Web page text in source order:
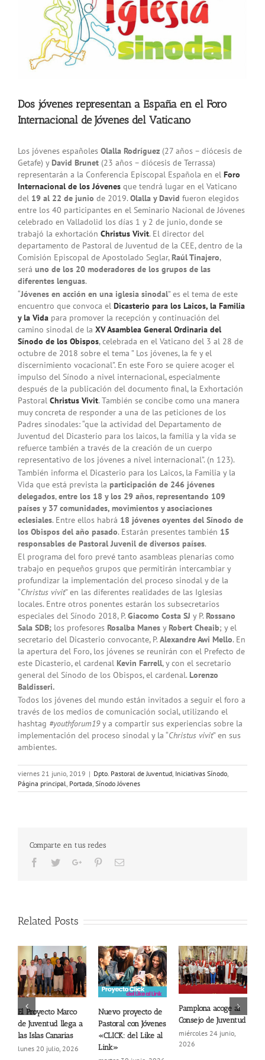
Dos jóvenes representan a España en el Foro
Internacional de Jóvenes del Vaticano
Los jóvenes españoles Olalla Rodríguez (27 años – diócesis de
Getafe) y David Brunet (23 años – diócesis de Terrassa)
representarán a la Conferencia Episcopal Española en el Foro
Internacional de los Jóvenes que tendrá lugar en el Vaticano
del 19 al 22 de junio de 2019. Olalla y David fueron elegidos
entre los 40 participantes en el Seminario Nacional de Jóvenes
celebrado en Valladolid los días 1 y 2 de junio, donde se
trabajó la exhortación Christus Vivit. El director del
departamento de Pastoral de Juventud de la CEE, dentro de la
Comisión Episcopal de Apostolado Seglar, Raúl Tinajero,
será uno de los 20 moderadores de los grupos de las
diferentes lenguas.
“Jóvenes en acción en una iglesia sinodal” es el tema de este
encuentro que convoca el Dicasterio para los Laicos, la Familia
y la Vida para promover la recepción y continuación del
camino sinodal de la XV Asamblea General Ordinaria del
Sínodo de los Obispos, celebrada en el Vaticano del 3 al 28 de
octubre de 2018 sobre el tema ” Los jóvenes, la fe y el
discernimiento vocacional”. En este Foro se quiere acoger el
impulso del Sínodo a nivel internacional, especialmente
después de la publicación del documento final, la Exhortación
Pastoral Christus Vivit. También se concibe como una manera
muy concreta de responder a una de las peticiones de los
Padres sinodales: “que la actividad del Departamento de
Juventud del Dicasterio para los laicos, la familia y la vida se
refuerce también a través de la creación de un cuerpo
representativo de los jóvenes a nivel internacional”. (n 123).
También informa el Dicasterio para los Laicos, la Familia y la
Vida que está prevista la participación de 246 jóvenes
delegados,entre los 18 y los 29 años,representando 109
países y 37 comunidades, movimientos y asociaciones
eclesiales. Entre ellos habrá 18 jóvenes oyentes del Sínodo de
los Obispos del año pasado. Estarán presentes también 15
responsables de Pastoral Juvenil de diversos países.
El programa del foro prevé tanto asambleas plenarias como
trabajo en pequeños grupos que permitirán intercambiar y
profundizar la implementación del proceso sinodal y de la
“Christus vivit” en las diferentes realidades de las Iglesias
locales. Entre otros ponentes estarán los subsecretarios
especiales del Sínodo 2018, P. Giacomo Costa SJ y P. Rossano
Sala SDB; los profesores Rosalba Manes y Robert Cheaib; y el
secretario del Dicasterio convocante, P. Alexandre Awi Mello. En
la apertura del Foro, los jóvenes se reunirán con el Prefecto de
este Dicasterio, el cardenal Kevin Farrell, y con el secretario
general del Sínodo de los Obispos, el cardenal. Lorenzo
Baldisseri.
Todos los jóvenes del mundo están invitados a seguir el foro a
través de los medios de comunicación social, utilizando el
hashtag #youthforum19y a compartir sus experiencias sobre la
implementación del proceso sinodal y la “Christus vivit” en sus
ambientes.
viernes 21 junio, 2019 | Dpto. Pastoral de Juventud, Iniciativas Sínodo,
Página principal, Portada, Sínodo Jóvenes
Comparte en tus redes
Facebook
TwitterGoogle+PinterestEmail
Related Posts
El Proyecto Marco
de Juventud llega a
las Islas Canarias
lunes 20 julio, 2026
Nuevo proyecto de
Pastoral con Jóvenes
«CLICK: del Like al
Link»
Pamplona acoge al
Consejo de Juventud
miércoles 24 junio,
2026